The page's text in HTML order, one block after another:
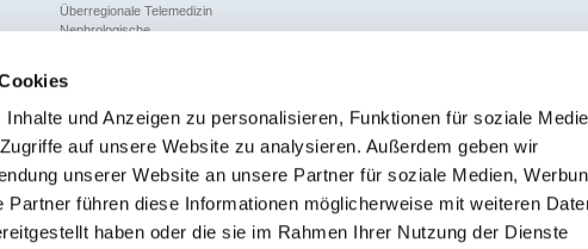
und Anzeigen zu personalisieren, Funktionen für soziale
auf unsere Website zu analysieren. Außerdem geben wir
unserer Website an unsere Partner für soziale Medien,
Partner führen diese Informationen möglicherweise mit weiteren
haben oder die sie im Rahmen Ihrer Nutzung der Dienste
Überregionale Telemedizin
Nephrologische
Zentrum für robotische Chirurgie
Auf den Stationen
Intensivstationen
Dialyse
Operationsbereich
Notaufnahme